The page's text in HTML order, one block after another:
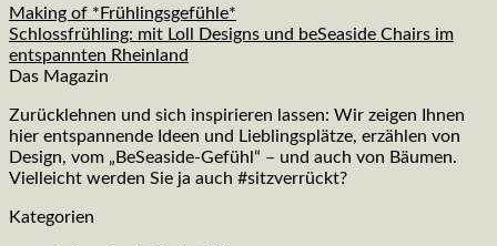
Making of *Frühlingsgefühle*
Schlossfrühling: mit Loll Designs und beSeaside Chairs im
entspannten Rheinland
Das Magazin
Zurücklehnen und sich inspirieren lassen: Wir zeigen Ihnen
hier entspannende Ideen und Lieblingsplätze, erzählen von
Design, vom „BeSeaside-Gefühl“ – und auch von Bäumen.
Vielleicht werden Sie ja auch #sitzverrückt?
Kategorien